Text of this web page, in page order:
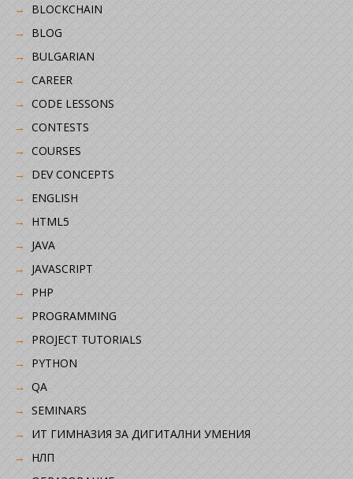
BLOCKCHAIN
BLOG
BULGARIAN
CAREER
CODE LESSONS
CONTESTS
COURSES
DEV CONCEPTS
ENGLISH
HTML5
JAVA
JAVASCRIPT
PHP
PROGRAMMING
PROJECT TUTORIALS
PYTHON
QA
SEMINARS
ИТ ГИМНАЗИЯ ЗА ДИГИТАЛНИ УМЕНИЯ
НЛП